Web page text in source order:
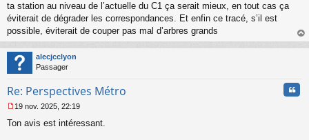
ta station au niveau de l’actuelle du C1 ça serait mieux, en tout cas ça
éviterait de dégrader les correspondances. Et enfin ce tracé, s’il est
possible, éviterait de couper pas mal d’arbres grands
au
alecjcclyon
Passager
Re: Perspectives Métro
e
19 nov. 2025, 22:19
Ton avis est intéressant.